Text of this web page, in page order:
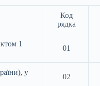
Код
рядка
1
01
у
02